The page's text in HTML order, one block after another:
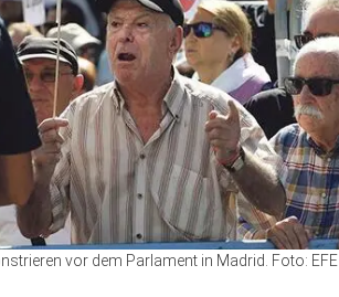
vor dem Parlament in Madrid. Foto: EFE